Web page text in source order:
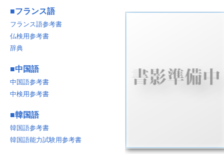
■フランス語
フランス語参考書
仏検用参考書
辞典
■中国語
中国語参考書
中検用参考書
■韓国語
韓国語参考書
韓国語能力試験用参考書